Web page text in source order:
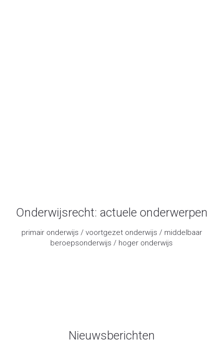
Onderwijsrecht: actuele onderwerpen
primair onderwijs / voortgezet onderwijs / middelbaar
beroepsonderwijs / hoger onderwijs
Nieuwsberichten